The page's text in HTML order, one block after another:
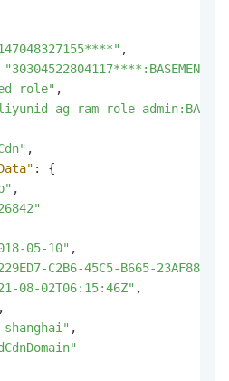
,
"30304522804117****:BASEMENT"
role" ,
ag-ram-role-
,
:
{
,
05-10" ,
C2B6-45C5-B665-
08-02T06:15:46Z" ,
,
shanghai" ,